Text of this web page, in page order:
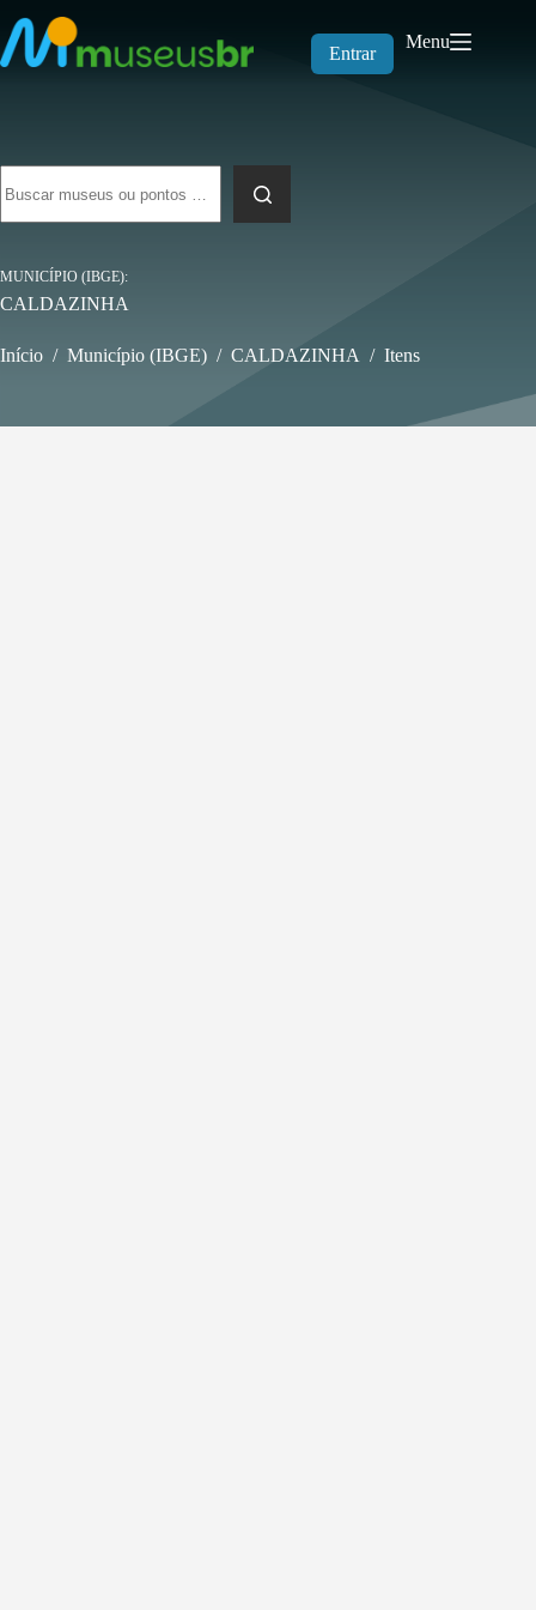
para
o
conteúdo
Entrar
Menu
resultados
MUNICÍPIO (IBGE)
CALDAZINHA
Início / Município (IBGE) / CALDAZINHA / Itens